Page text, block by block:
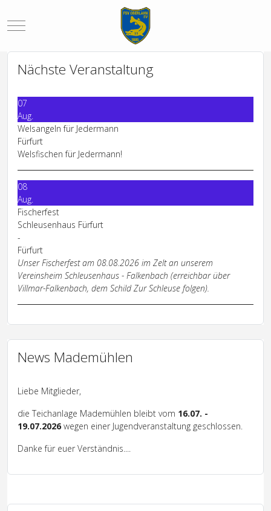
Mobile Menu Toggle
Nächste Veranstaltung
07
Aug.
Welsangeln für Jedermann
Fürfurt
Welsfischen für Jedermann!
08
Aug.
Fischerfest
Schleusenhaus Fürfurt
-
Fürfurt
Unser Fischerfest am 08.08.2026 im Zelt an unserem
Vereinsheim Schleusenhaus - Falkenbach (erreichbar über
Villmar-Falkenbach, dem Schild Zur Schleuse folgen).
News Mademühlen
Liebe Mitglieder,
die Teichanlage Mademühlen bleibt vom 16.07. -
19.07.2026 wegen einer Jugendveranstaltung geschlossen.
Danke für euer Verständnis....